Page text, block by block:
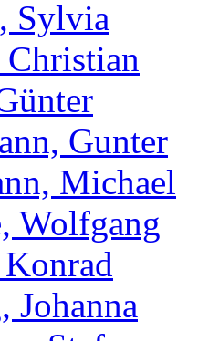
Sylvia
Christian
Gunter
Michael
Wolfgang
Johanna